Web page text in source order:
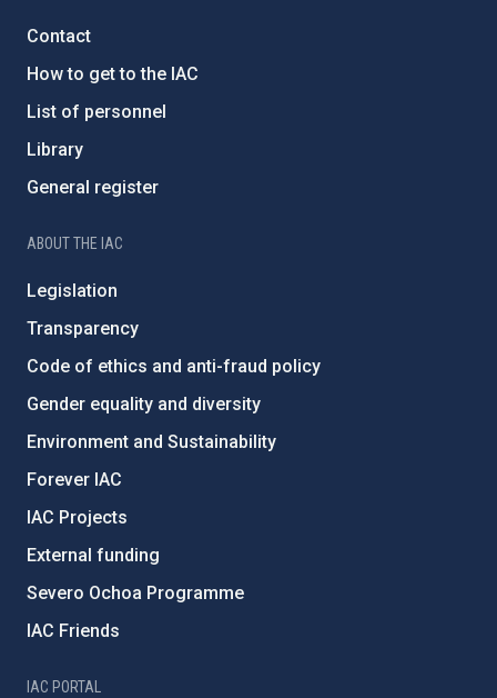
Contact
How to get to the IAC
List of personnel
Library
General register
ABOUT THE IAC
Legislation
Transparency
Code of ethics and anti-fraud policy
Gender equality and diversity
Environment and Sustainability
Forever IAC
IAC Projects
External funding
Severo Ochoa Programme
IAC Friends
IAC PORTAL